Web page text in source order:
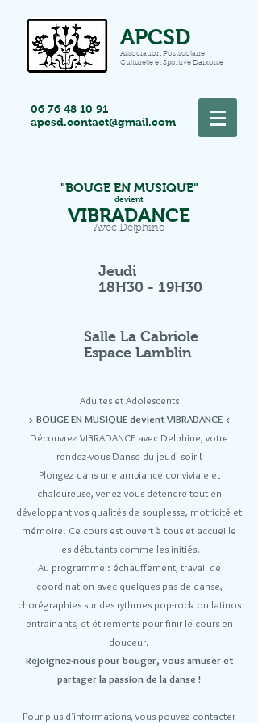
APCSD
Association Postscolaire
Culturelle et Sportive Daixoise
06 76 48 10 91
apcsd.contact@gmail.com
"BOUGE EN MUSIQUE"
devient
VIBRADANCE
Avec Delphine
Jeudi
18H30 - 19H30
Salle La Cabriole
Espace Lamblin
Adultes et Adolescents
> BOUGE EN MUSIQUE devient VIBRADANCE <
Découvrez VIBRADANCE avec Delphine, votre
rendez-vous Danse du jeudi soir !
Plongez dans une ambiance conviviale et
chaleureuse, venez vous détendre tout en
développant vos qualités de souplesse, motricité et
mémoire. Ce cours est ouvert à tous et accueille
les débutants comme les initiés.
Au programme : échauffement, travail de
coordination avec quelques pas de danse,
chorégraphies sur des rythmes pop-rock ou latinos
entraînants, et étirements pour finir le cours en
douceur.
Rejoignez-nous pour bouger, vous amuser et
partager la passion de la danse !
Pour plus d'informations, vous pouvez contacter